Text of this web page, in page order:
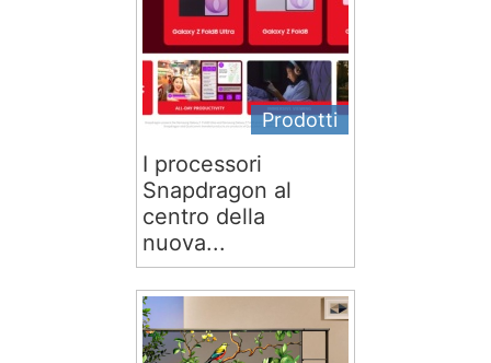
Prodotti
I processori
Snapdragon al
centro della
nuova...